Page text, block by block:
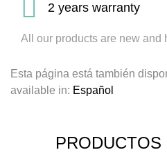
2 years warranty
All our products are new and
Esta página está también
available in: Español